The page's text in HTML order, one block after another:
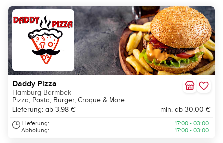
Daddy Pizza
Hamburg Barmbek
Pizza, Pasta, Burger, Croque & More
Lieferung: ab 3,98 €
min. ab 30,00 €
Lieferung:
Abholung:
17:00 - 03:00
17:00 - 03:00